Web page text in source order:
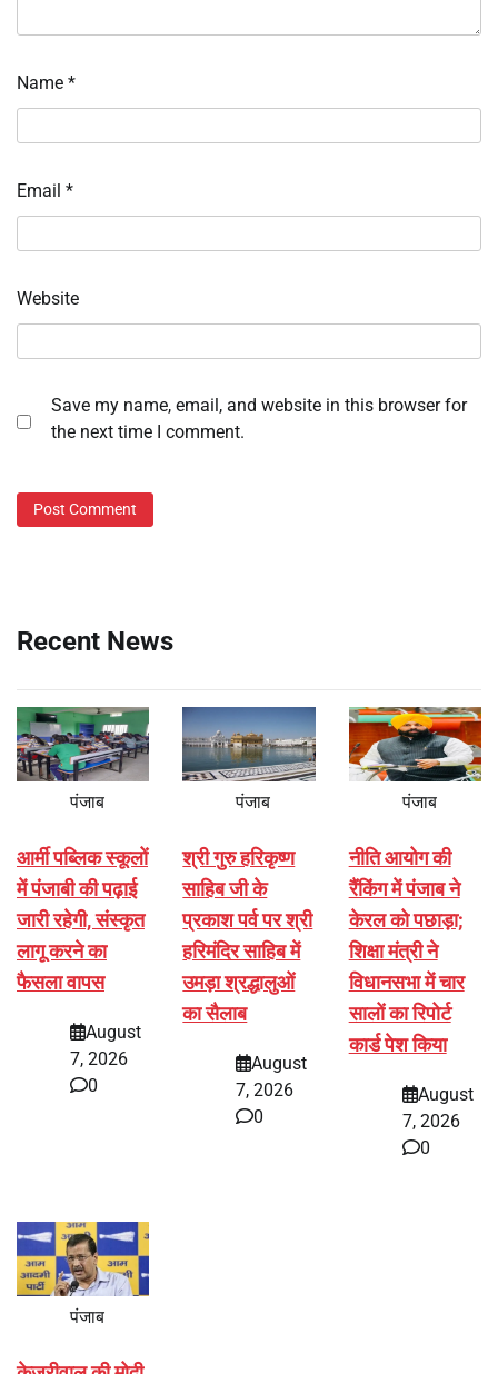
Name *
Email *
Website
Save my name, email, and website in this browser for
the next time I comment.
Recent News
पंजाब
आर्मी पब्लिक स्कूलों
में पंजाबी की पढ़ाई
जारी रहेगी, संस्कृत
लागू करने का
फैसला वापस
August
7, 2026
0
पंजाब
श्री गुरु हरिकृष्ण
साहिब जी के
प्रकाश पर्व पर श्री
हरिमंदिर साहिब में
उमड़ा श्रद्धालुओं
का सैलाब
August
7, 2026
0
पंजाब
नीति आयोग की
रैंकिंग में पंजाब ने
केरल को पछाड़ा;
शिक्षा मंत्री ने
विधानसभा में चार
सालों का रिपोर्ट
कार्ड पेश किया
August
7, 2026
0
पंजाब